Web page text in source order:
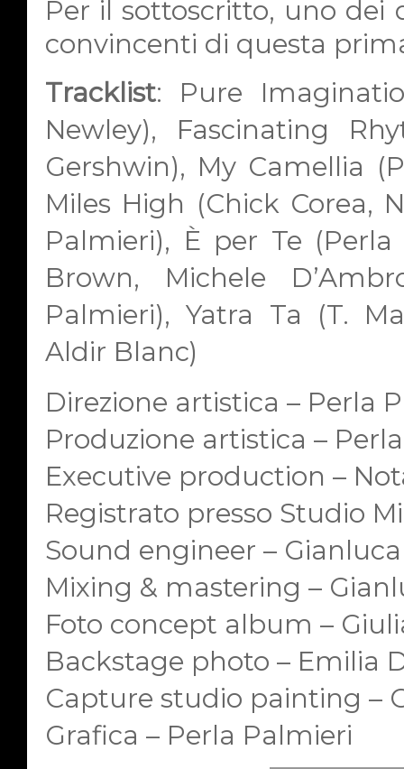
Per il sottoscritto, uno dei
convincenti di questa
Tracklist: Pure
Newley), Fascinating
Gershwin), My Camellia
Miles High (Chick Corea,
Palmieri), È per Te
Brown, Michele
Palmieri), Yatra Ta (T.
Aldir Blanc)
Direzione artistica – Perla
Produzione artistica –
Executive production –
Registrato presso Studio
Sound engineer –
Mixing & mastering –
Foto concept album –
Backstage photo – Emilia
Capture studio painting –
Grafica – Perla Palmieri